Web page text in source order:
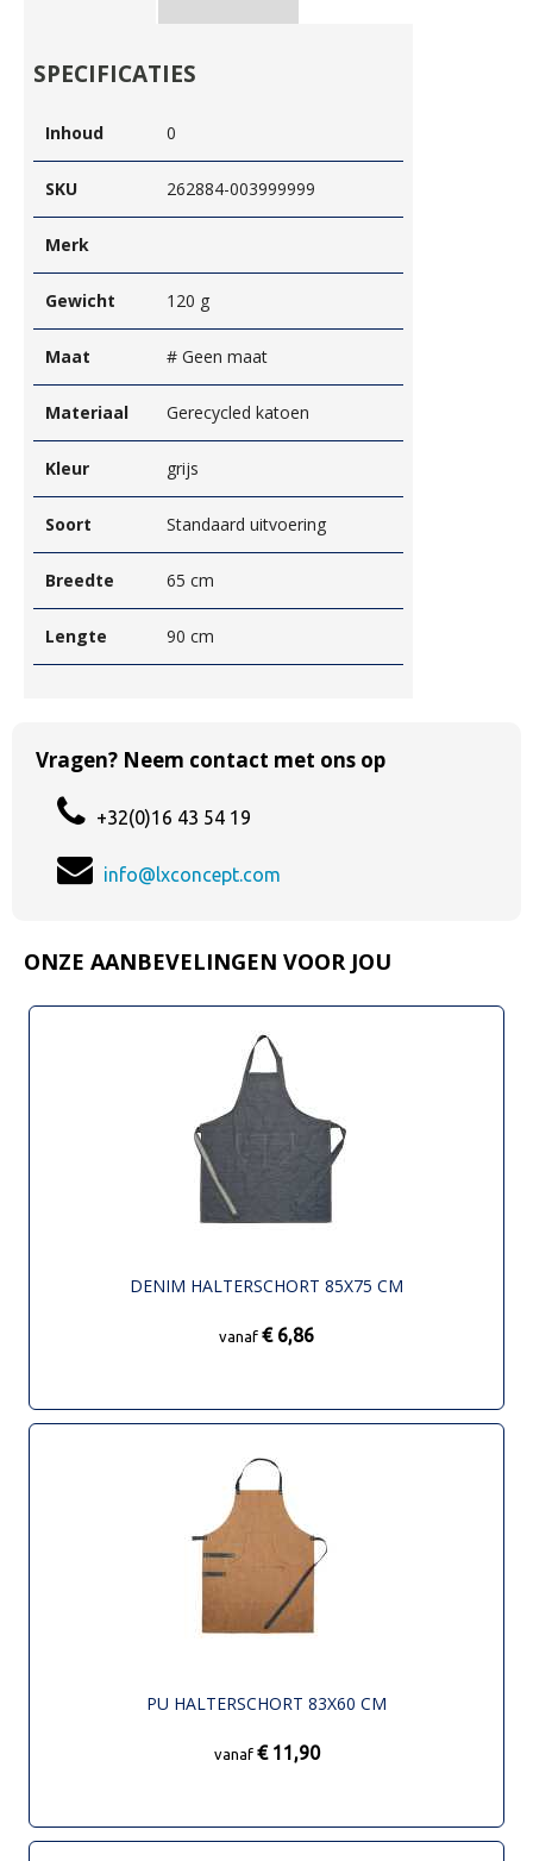
SPECIFICATIES
Inhoud 0
SKU 262884-003999999
Merk
Gewicht 120 g
Maat # Geen maat
Materiaal Gerecycled katoen
Kleur grijs
Soort Standaard uitvoering
Breedte 65 cm
Lengte 90 cm
Vragen? Neem contact met ons op
+32(0)16 43 54 19
info@lxconcept.com
ONZE AANBEVELINGEN VOOR JOU
DENIM HALTERSCHORT 85X75 CM
vanaf € 6,86
PU HALTERSCHORT 83X60 CM
vanaf € 11,90